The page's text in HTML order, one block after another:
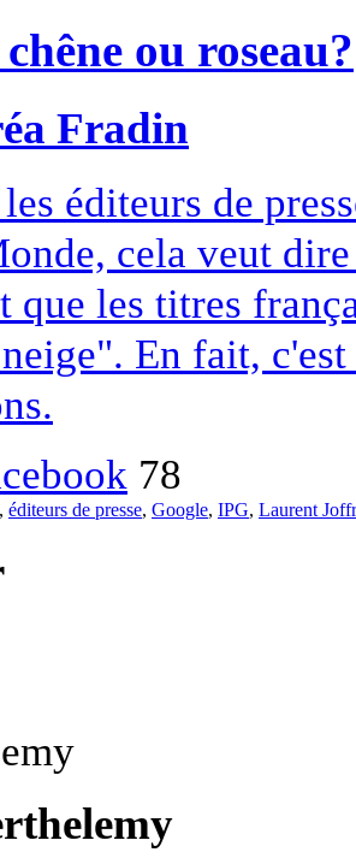
ou roseau?
Fradin
éditeurs de
cela veut
que les titres
En fait,
78
, éditeurs de presse, Google, IPG, Laurent